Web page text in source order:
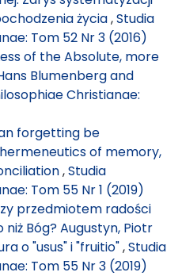
życia,Studia
Tom 52 Nr 3 (2016)
of the Absolute, more
Blumenberg and
Christianae:
forgetting be
of memory,
,Studia
Tom 55 Nr 1 (2019)
przedmiotem radości
Bóg? Augustyn, Piotr
o "usus" i "fruitio",Studia
Tom 55 Nr 3 (2019)